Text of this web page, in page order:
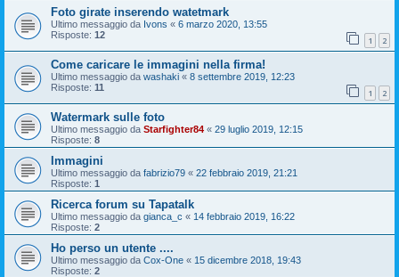
Foto girate inserendo watetmark
Ultimo messaggio da Ivons « 6 marzo 2020, 13:55
Risposte: 12 1 2
Come caricare le immagini nella firma!
Ultimo messaggio da washaki « 8 settembre 2019, 12:23
Risposte: 11 1 2
Watermark sulle foto
Ultimo messaggio da Starfighter84 « 29 luglio 2019, 12:15
Risposte: 8
Immagini
Ultimo messaggio da fabrizio79 « 22 febbraio 2019, 21:21
Risposte: 1
Ricerca forum su Tapatalk
Ultimo messaggio da gianca_c « 14 febbraio 2019, 16:22
Risposte: 2
Ho perso un utente ....
Ultimo messaggio da Cox-One « 15 dicembre 2018, 19:43
Risposte: 2